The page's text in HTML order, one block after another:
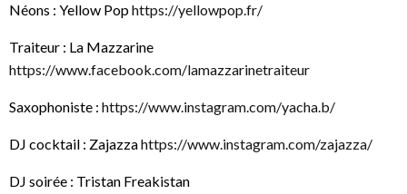
Néons : Yellow Pophttps://yellowpop.fr/
Traiteur : La Mazzarine
https://www.facebook.com/lamazzarinetraiteur
Saxophoniste : https://www.instagram.com/yacha.b/
DJ cocktail : Zajazzahttps://www.instagram.com/zajazza/
DJ soirée : Tristan Freakistan